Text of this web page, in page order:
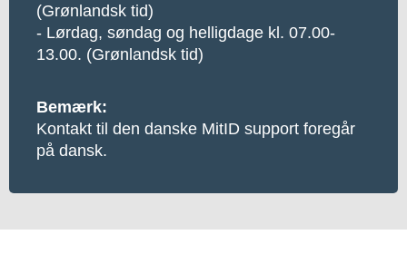
(Grønlandsk tid)
- Lørdag, søndag og helligdage kl. 07.00-
13.00. (Grønlandsk tid)
Bemærk:
Kontakt til den danske MitID support foregår
på dansk.